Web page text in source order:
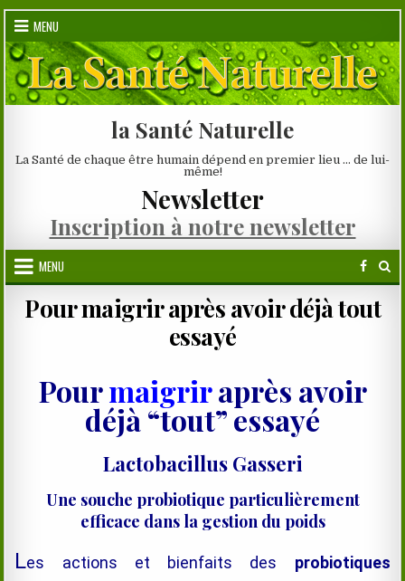
Skip
content
MENU
la Santé Naturelle
La Santé de chaque être humain dépend en premier lieu … de lui-
même!
Newsletter
Inscription à notre newsletter
MENU
Pour maigrir après avoir déjà tout
essayé
Pourmaigriraprès avoir
déjà “tout” essayé
Lactobacillus Gasseri
Une souche probiotique particulièrement
efficace dans la gestion du poids
Les actions et bienfaits des probiotiques